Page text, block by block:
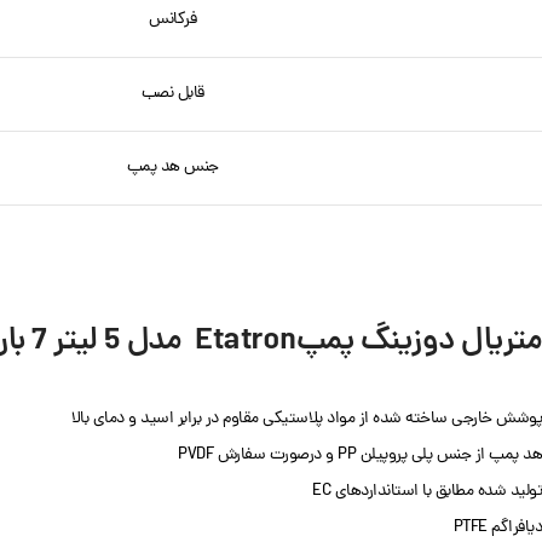
فرکانس
قابل نصب
جنس هد پمپ
متریال دوزینگ پمپEtatron مدل 5 لیتر 7 بار DLX MA/AD
پوشش خارجی ساخته شده از مواد پلاستیکی مقاوم در برابر اسید و دمای بالا
هد پمپ از جنس پلی پروپيلن PP و درصورت سفارش PVDF
تولید شده مطابق با استانداردهای EC
دیافراگم PTFE